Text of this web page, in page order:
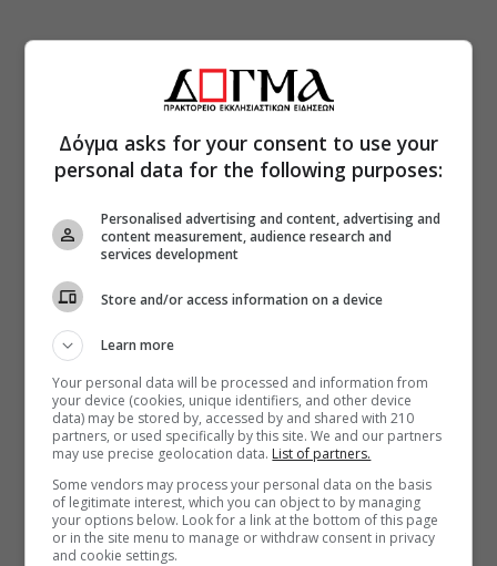
Δόγμα asks for your consent to use your
personal data for the following purposes:
Personalised advertising and content, advertising and
content measurement, audience research and
services development
Store and/or access information on a device
Learn more
Your personal data will be processed and information from
your device (cookies, unique identifiers, and other device
data) may be stored by, accessed by and shared with 210
partners, or used specifically by this site. We and our partners
may use precise geolocation data. List of partners.
Some vendors may process your personal data on the basis
of legitimate interest, which you can object to by managing
your options below. Look for a link at the bottom of this page
or in the site menu to manage or withdraw consent in privacy
and cookie settings.